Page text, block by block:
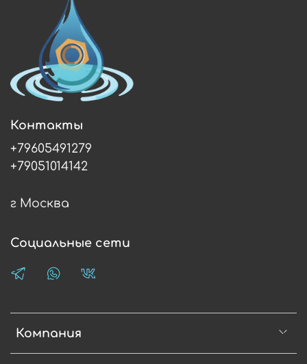
Компания
Контакты
+79605491279
+79051014142
г Москва
Социальные сети